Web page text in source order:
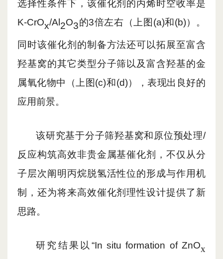
选择性条件下，该催化剂的丙烯时空收率是
K-CrOx/Al 2O3的3倍左右（上图(a)和(b)）。
同时该催化剂的制备方法还可以拓展至富含
羟基窝的其它类型分子筛以及富含羟基的金
属氧化物中（上图(c)和(d)），表现出良好的
应用前景。
该研究基于分子筛羟基窝和原位预处理/
反应构筑高效非贵金属基催化剂，不仅从分
子层次阐明丙烷脱氢活性位的形成与作用机
制，还为将来高效催化剂理性设计提供了新
思路。
研究结果以 “In situ formation of ZnOx